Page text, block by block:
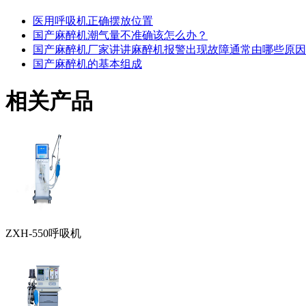
医用呼吸机正确摆放位置
国产麻醉机潮气量不准确该怎么办？
国产麻醉机厂家讲讲麻醉机报警出现故障通常由哪些原
国产麻醉机的基本组成
相关产品
ZXH-550呼吸机